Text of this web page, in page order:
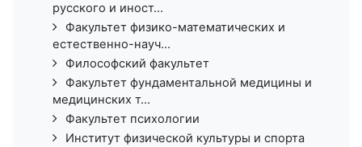
русского и иност...
Факультет физико-математических и
естественно-науч...
Философский факультет
Факультет фундаментальной медицины и
медицинских т...
Факультет психологии
Институт физической культуры и спорта